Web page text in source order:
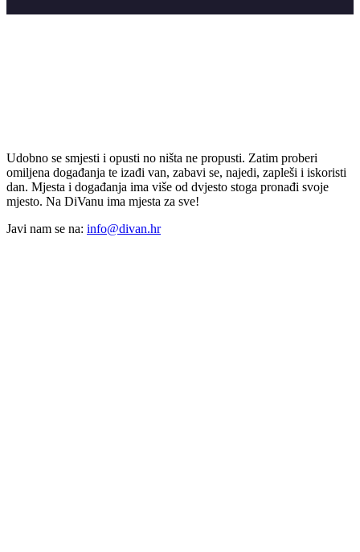
Udobno se smjesti i opusti no ništa ne propusti. Zatim proberi
omiljena događanja te izađi van, zabavi se, najedi, zapleši i iskoristi
dan. Mjesta i događanja ima više od dvjesto stoga pronađi svoje
mjesto. Na DiVanu ima mjesta za sve!
Javi nam se na: info@divan.hr